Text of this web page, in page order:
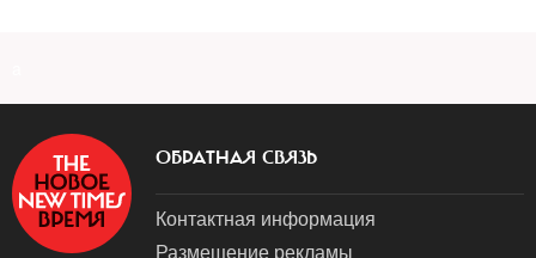
ОБРАТНАЯ СВЯЗЬ
Контактная информация
Размещение рекламы